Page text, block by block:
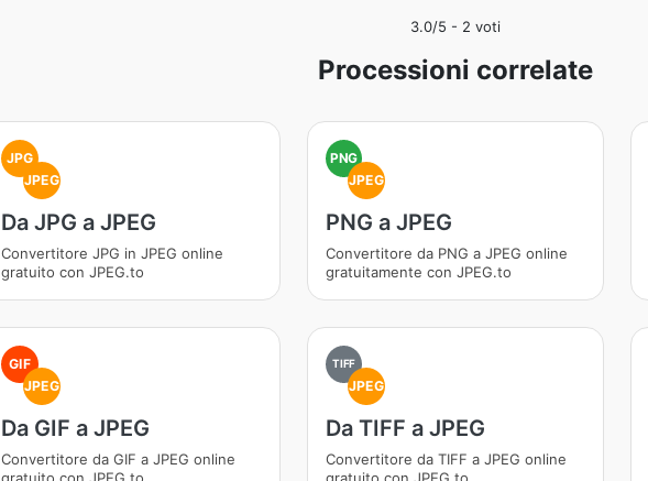
3.0/5 - 2 voti
Processioni correlate
JPG
JPEG
Da JPG a JPEG
Convertitore JPG in JPEG online
gratuito con JPEG.to
PNG
JPEG
PNG a JPEG
Convertitore da PNG a JPEG online
gratuitamente con JPEG.to
GIF
JPEG
Da GIF a JPEG
Convertitore da GIF a JPEG online
TIFF
JPEG
Da TIFF a JPEG
Convertitore da TIFF a JPEG online